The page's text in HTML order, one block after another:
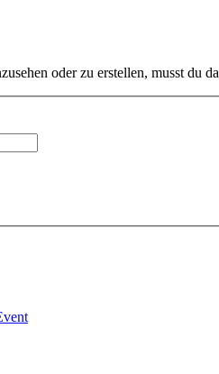
oder zu erstellen, musst du